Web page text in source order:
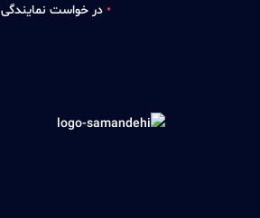
در خواست نمایندگی